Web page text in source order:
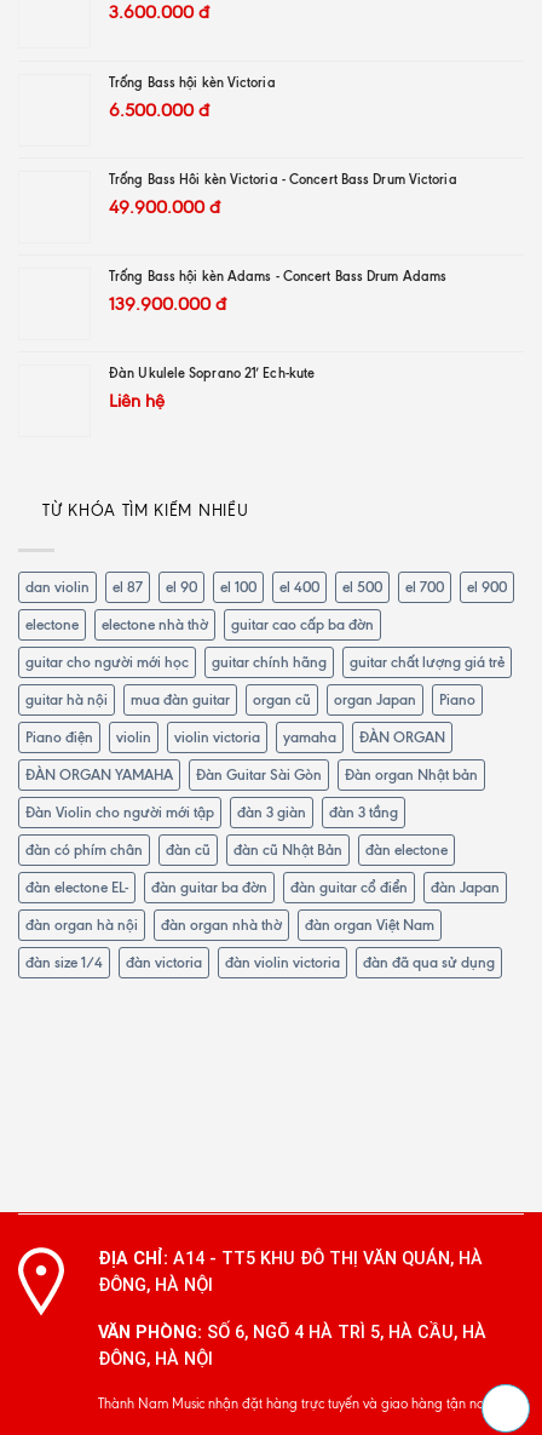
3.600.000đ
Trống Bass hội kèn Victoria
6.500.000đ
Trống Bass Hôi kèn Victoria - Concert Bass Drum Victoria
49.900.000đ
Trống Bass hội kèn Adams - Concert Bass Drum Adams
139.900.000đ
Đàn Ukulele Soprano 21′ Ech-kute
Liên hệ
TỪ KHÓA TÌM KIẾM NHIỀU
dan violin el 87 el 90 el 100 el 400 el 500 el 700 el 900
electone electone nhà thờ guitar cao cấp ba đờn
guitar cho người mới học guitar chính hãng guitar chất lượng giá trẻ
guitar hà nội mua đàn guitar organ cũ organ Japan Piano
Piano điện violin violin victoria yamaha ĐÀN ORGAN
ĐÀN ORGAN YAMAHA Đàn Guitar Sài Gòn Đàn organ Nhật bản
Đàn Violin cho người mới tập đàn 3 giàn đàn 3 tầng
đàn có phím chân đàn cũ đàn cũ Nhật Bản đàn electone
đàn electone EL- đàn guitar ba đờn đàn guitar cổ điển đàn Japan
đàn organ hà nội đàn organ nhà thờ đàn organ Việt Nam
đàn size 1/4 đàn victoria đàn violin victoria đàn đã qua sử dụng
ĐỊA CHỈ: A14 - TT5 KHU ĐÔ THỊ VĂN QUÁN, HÀ
ĐÔNG, HÀ NỘI
VĂN PHÒNG: SỐ 6, NGÕ 4 HÀ TRÌ 5, HÀ CẦU, HÀ
ĐÔNG, HÀ NỘI
Thành Nam Music nhận đặt hàng trực tuyến và giao hàng tận nơi